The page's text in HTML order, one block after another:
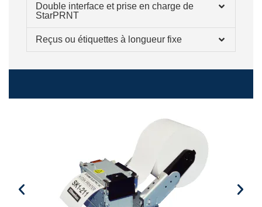
Double interface et prise en charge de
StarPRNT
Reçus ou étiquettes à longueur fixe